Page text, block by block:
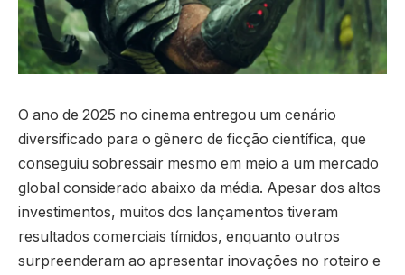
O ano de 2025 no cinema entregou um cenário
diversificado para o gênero de ficção científica, que
conseguiu sobressair mesmo em meio a um mercado
global considerado abaixo da média. Apesar dos altos
investimentos, muitos dos lançamentos tiveram
resultados comerciais tímidos, enquanto outros
surpreenderam ao apresentar inovações no roteiro e